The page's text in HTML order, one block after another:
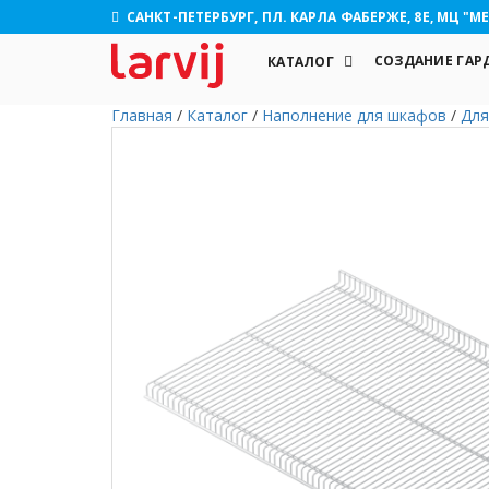
САНКТ-ПЕТЕРБУРГ, ПЛ. КАРЛА ФАБЕРЖЕ, 8Е, МЦ
КАТАЛОГ СОЗДАНИЕ
Главная / Каталог / Наполнение для шкафов /